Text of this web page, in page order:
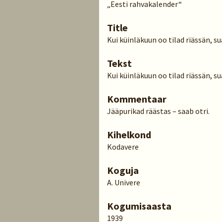
„Eesti rahvakalender“
Title
Kui küinläkuun oo tilad riässän,
Tekst
Kui küinläkuun oo tilad riässän,
Kommentaar
Jääpurikad räästas – saab otri.
Kihelkond
Kodavere
Koguja
A. Univere
Kogumisaasta
1939